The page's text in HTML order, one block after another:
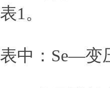
表1。
表中：Se—变